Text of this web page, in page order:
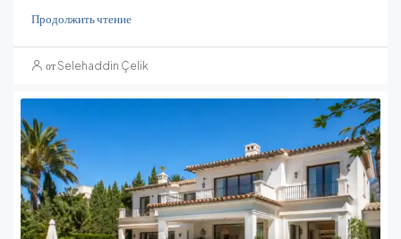
Продолжить чтение
от Selehaddin Çelik